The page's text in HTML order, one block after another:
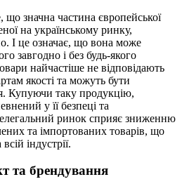
значна частина європейської
на українському ринку,
І це означає, що вона може
завгодно і без будь-якого
найчастіше не відповідають
якості та можуть бути
Купуючи таку продукцію,
у її безпеці та
ринок сприяє зниженню
та імпортованих товарів, що
індустрії.
та брендування